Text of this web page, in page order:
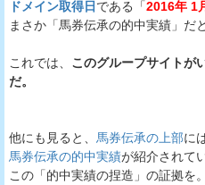
ドメイン取得日 である「2016年 1
まさか「馬券伝承の的中実績」だ
これでは、 このグループサイトが
だ。
他にも見ると、 馬券伝承の上部に
馬券伝承の的中実績が紹介されて
この「的中実績の捏造」の証拠を